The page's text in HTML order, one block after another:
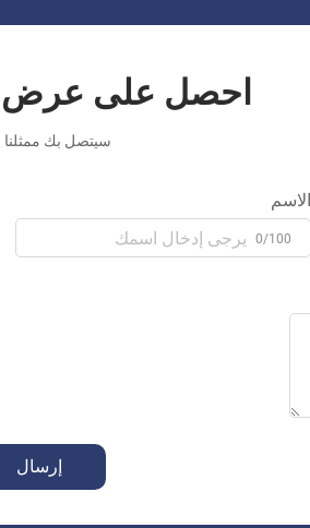
احصل على عرض
سيتصل بك ممثلنا
الاسم
0/100
إرسال